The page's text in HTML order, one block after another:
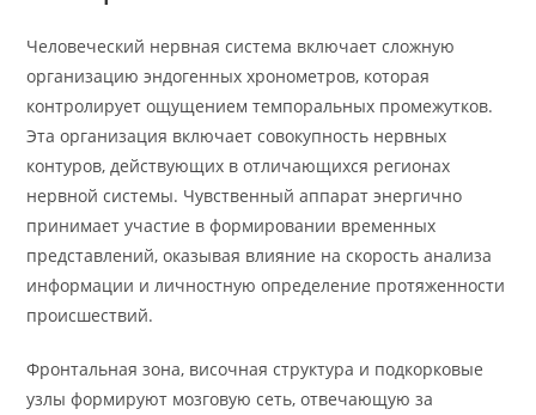
Человеческий нервная система включает сложную
организацию эндогенных хронометров, которая
контролирует ощущением темпоральных промежутков.
Эта организация включает совокупность нервных
контуров, действующих в отличающихся регионах
нервной системы. Чувственный аппарат энергично
принимает участие в формировании временных
представлений, оказывая влияние на скорость анализа
информации и личностную определение протяженности
происшествий.
Фронтальная зона, височная структура и подкорковые
узлы формируют мозговую сеть, отвечающую за